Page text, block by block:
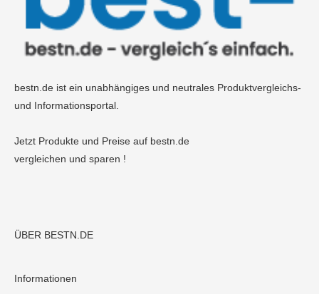
bestn.de ist ein unabhängiges und neutrales Produktvergleichs-
und Informationsportal.
Jetzt Produkte und Preise auf bestn.de
vergleichen und sparen !
ÜBER BESTN.DE
Informationen